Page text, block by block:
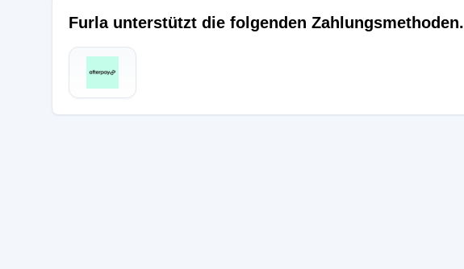
Furla unterstützt die folgenden Zahlungsmethoden.